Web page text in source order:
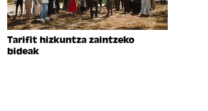
Tarifit hizkuntza zaintzeko
bideak